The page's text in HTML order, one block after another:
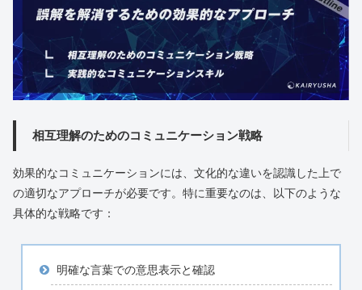
相互理解のためのコミュニケーション戦略
効果的なコミュニケーションには、文化的な違いを認識した上で
の適切なアプローチが必要です。特に重要なのは、以下のような
具体的な戦略です：
明確な言葉での意思表示と確認